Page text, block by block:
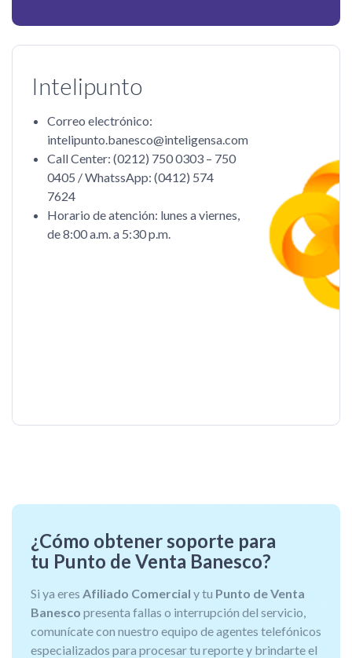
Intelipunto
Correo electrónico:
intelipunto.banesco@inteligensa.com
Call Center: (0212) 750 0303 – 750
0405 / WhatssApp: (0412) 574
7624
Horario de atención: lunes a viernes,
de 8:00 a.m. a 5:30 p.m.
¿Cómo obtener soporte para
tu Punto de Venta Banesco?
Si ya eres Afiliado Comercial y tu Punto de Venta
Banesco presenta fallas o interrupción del servicio,
comunícate con nuestro equipo de agentes telefónicos
especializados para procesar tu reporte y brindarte el